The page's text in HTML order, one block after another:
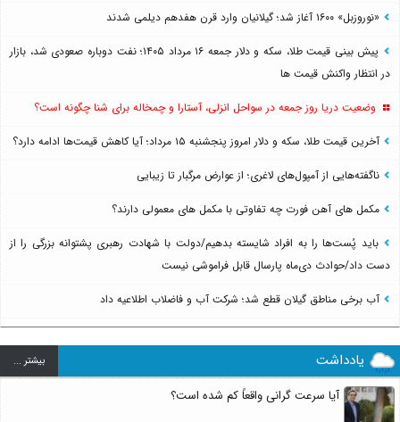
«نوروزبل» ۱۶۰۰ آغاز شد؛ گیلانیان وارد قرن هفدهم دیلمی شدند
پیش بینی قیمت طلا، سکه و دلار جمعه ۱۶ مرداد ۱۴۰۵؛ نفت دوباره صعودی شد، بازار
در انتظار واکنش قیمت ها
وضعیت دریا روز جمعه در سواحل انزلی، آستارا و چمخاله برای شنا چگونه است؟
آخرین قیمت طلا، سکه و دلار امروز پنجشنبه ۱۵ مرداد؛ آیا کاهش قیمت‌ها ادامه دارد؟
ناگفته‌هایی از آمپول‌های لاغری؛ از عوارض مرگبار تا زیبایی
مکمل های آهن فورت چه تفاوتی با مکمل های معمولی دارند؟
باید پُست‌ها را به افراد شایسته بدهیم/دولت با شهادت رهبری پشتوانه بزرگی را از
دست داد/حوادث دی‌ماه پارسال قابل فراموشی نیست
آب برخی مناطق گیلان قطع شد؛ شرکت آب و فاضلاب اطلاعیه داد
یادداشت بيشتر ...
آیا سرعت گرانی واقعاً کم شده است؟